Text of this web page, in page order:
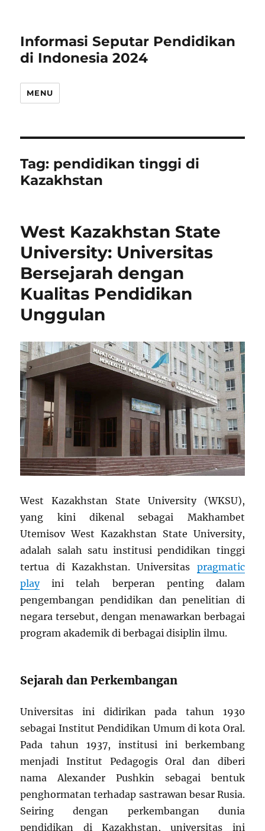
Informasi Seputar Pendidikan
di Indonesia 2024
MENU
Tag: pendidikan tinggi di
Kazakhstan
West Kazakhstan State
University: Universitas
Bersejarah dengan
Kualitas Pendidikan
Unggulan
West Kazakhstan State University (WKSU),
yang kini dikenal sebagai Makhambet
Utemisov West Kazakhstan State University,
adalah salah satu institusi pendidikan tinggi
tertua di Kazakhstan. Universitas pragmatic
playini telah berperan penting dalam
pengembangan pendidikan dan penelitian di
negara tersebut, dengan menawarkan berbagai
program akademik di berbagai disiplin ilmu.
Sejarah dan Perkembangan
Universitas ini didirikan pada tahun 1930
sebagai Institut Pendidikan Umum di kota Oral.
Pada tahun 1937, institusi ini berkembang
menjadi Institut Pedagogis Oral dan diberi
nama Alexander Pushkin sebagai bentuk
penghormatan terhadap sastrawan besar Rusia.
Seiring dengan perkembangan dunia
pendidikan di Kazakhstan, universitas ini